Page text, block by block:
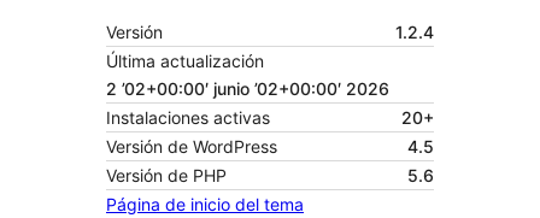
Versión
1.2.4
Última actualización
2 ’02+00:00′ junio ’02+00:00′ 2026
Instalaciones activas
20+
Versión de WordPress
4.5
Versión de PHP
5.6
Página de inicio del tema